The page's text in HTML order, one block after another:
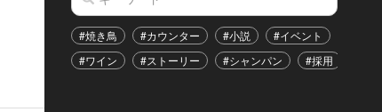
#焼き鳥 #カウンター #小説 #イベント
#ワイン
#ストーリー #シャンパン #採用